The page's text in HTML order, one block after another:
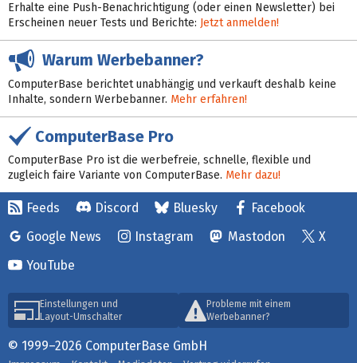
Erhalte eine Push-Benachrichtigung (oder einen Newsletter) bei
Erscheinen neuer Tests und Berichte: Jetzt anmelden!
Warum Werbebanner?
ComputerBase berichtet unabhängig und verkauft deshalb keine
Inhalte, sondern Werbebanner. Mehr erfahren!
ComputerBase Pro
ComputerBase Pro ist die werbefreie, schnelle, flexible und
zugleich faire Variante von ComputerBase. Mehr dazu!
Feeds Discord Bluesky
Facebook
Google News
Instagram Mastodon
X
YouTube
Einstellungen und
Layout-Umschalter
Probleme mit einem
Werbebanner?
© 1999–2026 ComputerBase GmbH